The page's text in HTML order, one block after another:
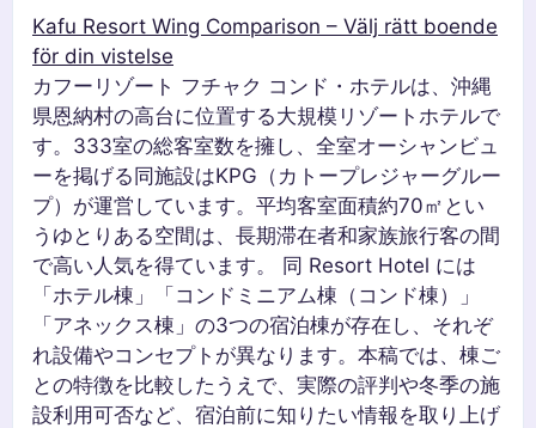
Kafu Resort Wing Comparison – Välj rätt boende
för din vistelse
カフーリゾート フチャク コンド・ホテルは、沖縄
県恩納村の高台に位置する大規模リゾートホテルで
す。333室の総客室数を擁し、全室オーシャンビュ
ーを掲げる同施設はKPG（カトープレジャーグルー
プ）が運営しています。平均客室面積約70㎡とい
うゆとりある空間は、長期滞在者和家族旅行客の間
で高い人気を得ています。 同 Resort Hotel には
「ホテル棟」「コンドミニアム棟（コンド棟）」
「アネックス棟」の3つの宿泊棟が存在し、それぞ
れ設備やコンセプトが異なります。本稿では、棟ご
との特徴を比較したうえで、実際の評判や冬季の施
設利用可否など、宿泊前に知りたい情報を取り上げ